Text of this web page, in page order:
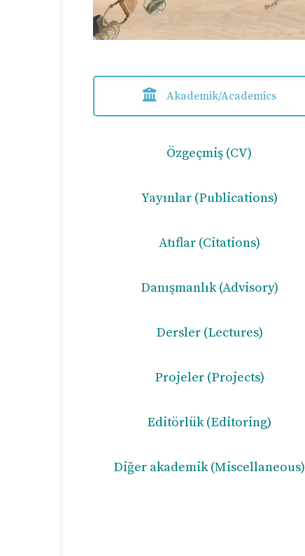
Akademik/Academics
Özgeçmiş (CV)
Yayınlar (Publications)
Atıflar (Citations)
Danışmanlık (Advisory)
Dersler (Lectures)
Projeler (Projects)
Editörlük (Editoring)
Diğer akademik (Miscellaneous)